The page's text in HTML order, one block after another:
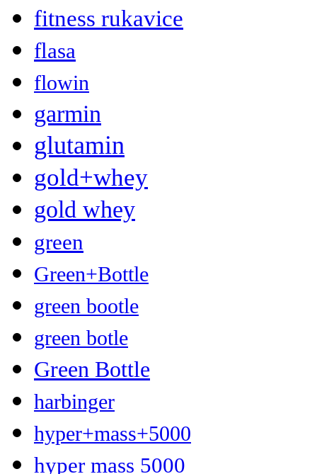
fitness rukavice
flasa
flowin
garmin
glutamin
gold+whey
gold whey
green
Green+Bottle
green bootle
green botle
Green Bottle
harbinger
hyper+mass+5000
hyper mass 5000